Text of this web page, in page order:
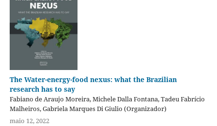
The Water-energy-food nexus: what the Brazilian
research has to say
Fabiano de Araujo Moreira, Michele Dalla Fontana, Tadeu Fabrício
Malheiros, Gabriela Marques Di Giulio (Organizador)
maio 12, 2022